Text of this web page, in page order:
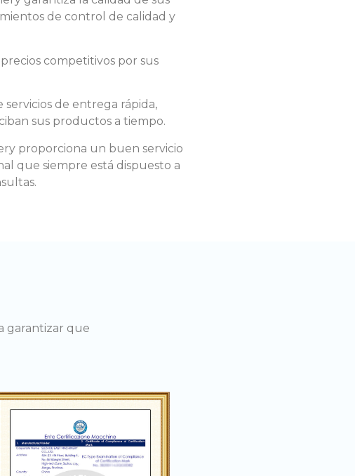
de control de calidad y
competitivos por sus
de entrega rápida,
sus productos a tiempo.
proporciona un buen servicio
que siempre está dispuesto a
garantizar que